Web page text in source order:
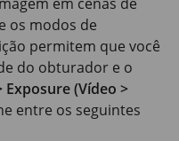
os modos de
permitem que você
do obturador e o
Exposure (Vídeo >
entre os seguintes